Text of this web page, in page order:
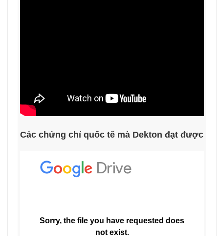
Các chứng chỉ quốc tế mà Dekton đạt được